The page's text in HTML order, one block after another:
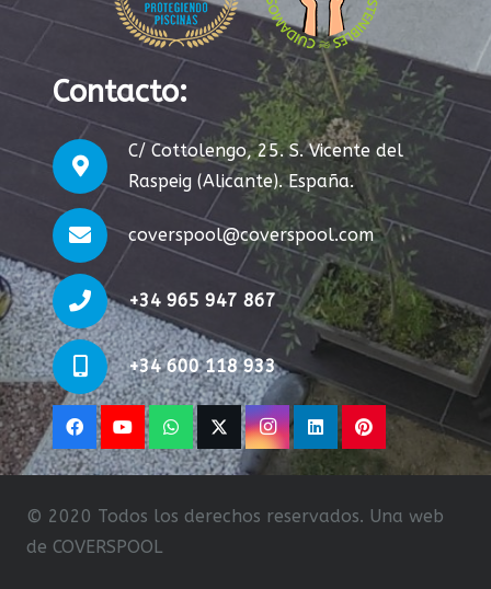
Contacto:
C/ Cottolengo, 25. S. Vicente del
Raspeig (Alicante). España.
coverspool@coverspool.com
+34 965 947 867
+34 600 118 933
© 2020 Todos los derechos reservados. Una web
de COVERSPOOL